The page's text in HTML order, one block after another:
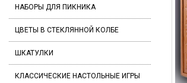
НАБОРЫ ДЛЯ ПИКНИКА
ЦВЕТЫ В СТЕКЛЯННОЙ КОЛБЕ
ШКАТУЛКИ
КЛАССИЧЕСКИЕ НАСТОЛЬНЫЕ ИГРЫ